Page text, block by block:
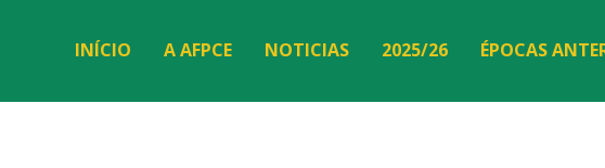
INÍCIO A AFPCE NOTICIAS 2025/26 ÉPOCAS